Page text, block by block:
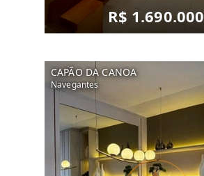
R$ 1.690.000
CAPÃO DA CANOA
Navegantes